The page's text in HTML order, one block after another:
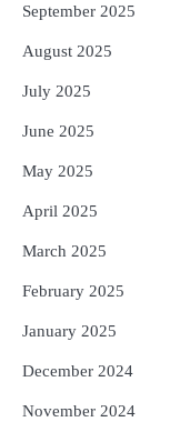
September 2025
August 2025
July 2025
June 2025
May 2025
April 2025
March 2025
February 2025
January 2025
December 2024
November 2024